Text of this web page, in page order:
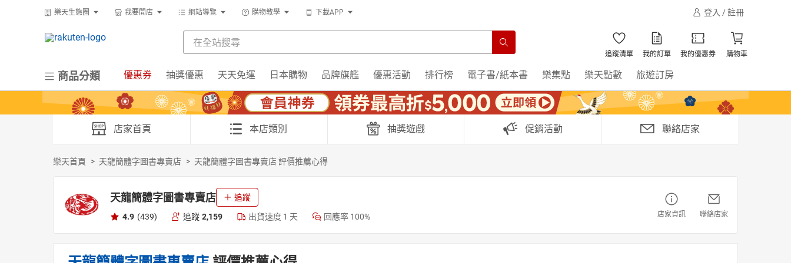
樂天生態圈 我要開店 網站導覽 購物教學 下載APP 登入 / 註冊
追蹤清單 我的訂單 我的優惠券 購物車
商品分類 優惠券 抽獎優惠 天天免運 日本購物 品牌旗艦 優惠活動 排行榜 電子書/紙本書 樂集點 樂天點數 旅遊訂房
店家首頁 本店類別 抽獎遊戲 促銷活動 聯絡店家
樂天首頁 > 天龍簡體字圖書專賣店 > 天龍簡體字圖書專賣店 評價推薦心得
天龍簡體字圖書專賣店 追蹤
4.9 (439) 追蹤 2,159 出貨速度 1 天 回應率 100% 店家資訊 聯絡店家